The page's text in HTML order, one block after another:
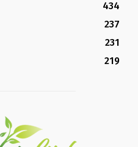
434
237
231
219